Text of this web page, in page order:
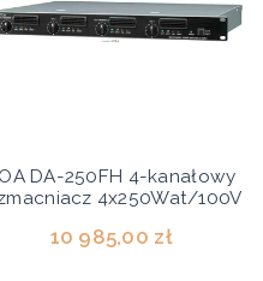
DA-250FH 4-kanałowy
4x250Wat/100V
10 985,00 zł